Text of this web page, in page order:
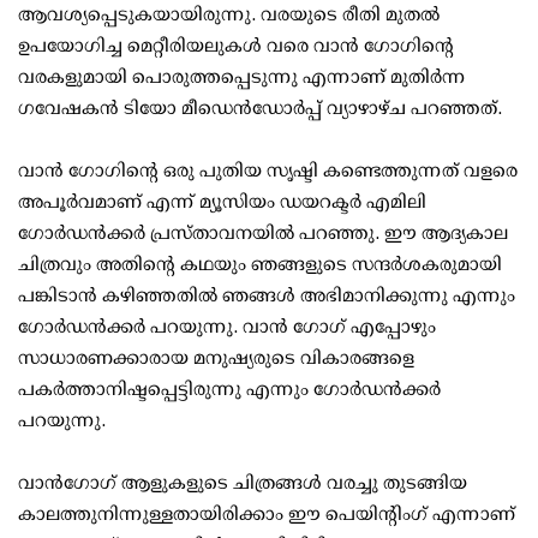
ആവശ്യപ്പെടുകയായിരുന്നു. വരയുടെ രീതി മുതല്‍
ഉപയോഗിച്ച മെറ്റീരിയലുകള്‍ വരെ വാന്‍ ഗോഗിന്റെ
വരകളുമായി പൊരുത്തപ്പെടുന്നു എന്നാണ് മുതിര്‍ന്ന
ഗവേഷകന്‍ ടിയോ മീഡെന്‍ഡോര്‍പ്പ് വ്യാഴാഴ്ച പറഞ്ഞത്.
വാന്‍ ഗോഗിന്റെ ഒരു പുതിയ സൃഷ്ടി കണ്ടെത്തുന്നത് വളരെ
അപൂര്‍വമാണ് എന്ന് മ്യൂസിയം ഡയറക്ടര്‍ എമിലി
ഗോര്‍ഡന്‍ക്കര്‍ പ്രസ്താവനയില്‍ പറഞ്ഞു. ഈ ആദ്യകാല
ചിത്രവും അതിന്റെ കഥയും ഞങ്ങളുടെ സന്ദര്‍ശകരുമായി
പങ്കിടാന്‍ കഴിഞ്ഞതില്‍ ഞങ്ങള്‍ അഭിമാനിക്കുന്നു എന്നും
ഗോര്‍ഡന്‍ക്കര്‍ പറയുന്നു. വാന്‍ ഗോഗ് എപ്പോഴും
സാധാരണക്കാരായ മനുഷ്യരുടെ വികാരങ്ങളെ
പകര്‍ത്താനിഷ്ടപ്പെട്ടിരുന്നു എന്നും ഗോര്‍ഡന്‍ക്കര്‍
പറയുന്നു.
വാന്‍ഗോഗ് ആളുകളുടെ ചിത്രങ്ങള്‍ വരച്ചു തുടങ്ങിയ
കാലത്തുനിന്നുള്ളതായിരിക്കാം ഈ പെയിന്റിംഗ് എന്നാണ്